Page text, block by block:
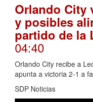
Orlando City
y posibles
partido de la
04:40
Orlando City recibe a
apunta a victoria 2-1 a
SDP Noticias